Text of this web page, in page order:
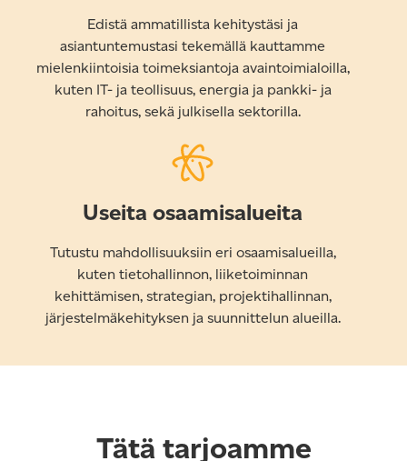
Edistä ammatillista kehitystäsi ja
asiantuntemustasi tekemällä kauttamme
mielenkiintoisia toimeksiantoja avaintoimialoilla,
kuten IT- ja teollisuus, energia ja pankki- ja
rahoitus, sekä julkisella sektorilla.
Useita osaamisalueita
Tutustu mahdollisuuksiin eri osaamisalueilla,
kuten tietohallinnon, liiketoiminnan
kehittämisen, strategian, projektihallinnan,
järjestelmäkehityksen ja suunnittelun alueilla.
Tätä tarjoamme